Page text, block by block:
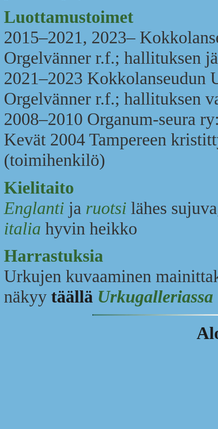
Luottamustoimet
2015–2021, 2023–
Orgelvänner r.f.; hallituksen
2021–2023 Kokkolanseudun
Orgelvänner r.f.; hallituksen
2008–2010 Organum-seura
Kevät 2004 Tampereen
(toimihenkilö)
Kielitaito
Englanti ja ruotsi lähes
italia hyvin heikko
Harrastuksia
Urkujen kuvaaminen
näkyy täällä Urkugalleriassa